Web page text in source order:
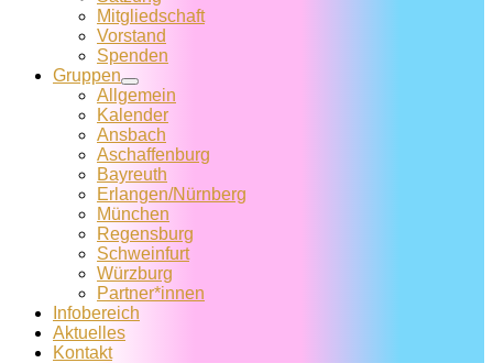
Mitglied­schaft
Vorstand
Spenden
Gruppen
Allgemein
Kalender
Ansbach
Aschaffenburg
Bayreuth
Erlangen/Nürnberg
München
Regensburg
Schweinfurt
Würzburg
Partner*innen
Infobereich
Aktuelles
Kontakt